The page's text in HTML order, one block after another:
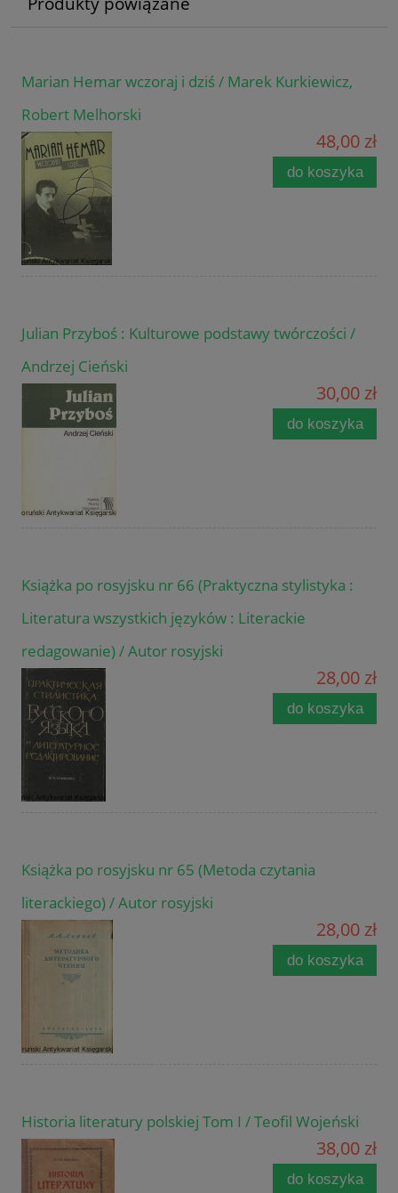
Marian Hemar wczoraj i dziś / Marek Kurkiewicz,
Robert Melhorski
48,00 zł
do koszyka
Julian Przyboś : Kulturowe podstawy twórczości /
Andrzej Cieński
30,00 zł
do koszyka
Książka po rosyjsku nr 66 (Praktyczna stylistyka :
Literatura wszystkich języków : Literackie
redagowanie) / Autor rosyjski
28,00 zł
do koszyka
Książka po rosyjsku nr 65 (Metoda czytania
literackiego) / Autor rosyjski
28,00 zł
do koszyka
Historia literatury polskiej Tom I / Teofil Wojeński
38,00 zł
do koszyka